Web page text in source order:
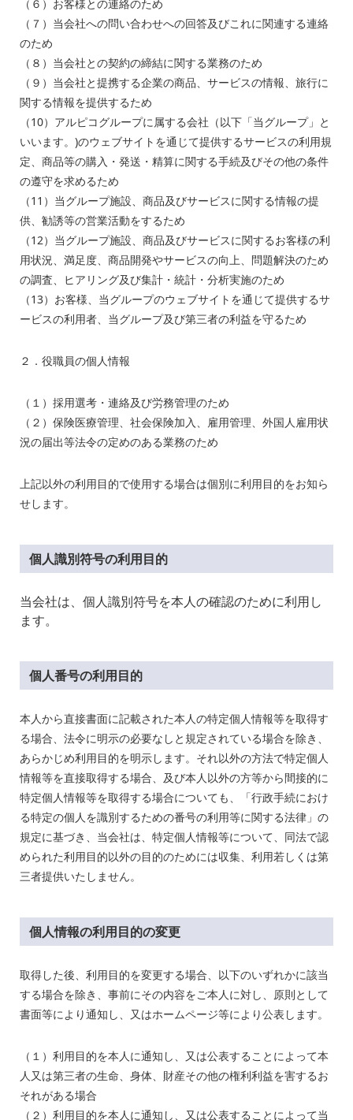
（６）お客様との連絡のため
（７）当会社への問い合わせへの回答及びこれに関連する連絡
のため
（８）当会社との契約の締結に関する業務のため
（９）当会社と提携する企業の商品、サービスの情報、旅行に
関する情報を提供するため
（10）アルピコグループに属する会社（以下「当グループ」と
いいます。 )のウェブサイトを通じて提供するサービスの利用規
定、商品等の購入・発送・精算に関する手続及びその他の条件
の遵守を求めるため
（11 ）当グループ施設、商品及びサービスに関する情報の提
供、勧誘等の営業活動をするため
（12）当グループ施設、商品及びサービスに関するお客様の利
用状況、満足度、商品開発やサービスの向上、問題解決のため
の調査、ヒアリング及び集計・統計・分析実施のため
（13）お客様、当グループのウェブサイトを通じて提供するサ
ービスの利用者、当グループ及び第三者の利益を守るため
２．役職員の個人情報
（１）採用選考・連絡及び労務管理のため
（２）保険医療管理、社会保険加入、雇用管理、外国人雇用状
況の届出等法令の定めのある業務のため
上記以外の利用目的で使用する場合は個別に利用目的をお知ら
せします。
個人識別符号の利用目的
当会社は、個人識別符号を本人の確認のために利用し
ます。
個人番号の利用目的
本人から直接書面に記載された本人の特定個人情報等を取得す
る場合、法令に明示の必要なしと規定されている場合を除き、
あらかじめ利用目的を明示します。それ以外の方法で特定個人
情報等を直接取得する場合、及び本人以外の方等から間接的に
特定個人情報等を取得する場合についても、「行政手続におけ
る特定の個人を識別するための番号の利用等に関する法律」の
規定に基づき、当会社は、特定個人情報等について、同法で認
められた利用目的以外の目的のためには収集、利用若しくは第
三者提供いたしません。
個人情報の利用目的の変更
取得した後、利用目的を変更する場合、以下のいずれかに該当
する場合を除き、 事前にその内容をご本人に対し、原則として
書面等により通知し、 又はホームページ等により公表 します。
（１）利用目的を本人に通知し、又は公表することによって本
人又は第三者の生命、身体、財産その他の権利利益を害するお
それがある場合
（２）利用目的を本人に通知し、又は公表することによって当